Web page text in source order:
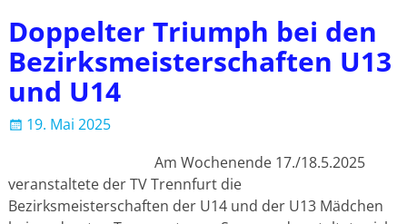
Doppelter Triumph bei den
Bezirksmeisterschaften U13
und U14
19. Mai 2025
Am Wochenende 17./18.5.2025
veranstaltete der TV Trennfurt die
Bezirksmeisterschaften der U14 und der U13 Mädchen